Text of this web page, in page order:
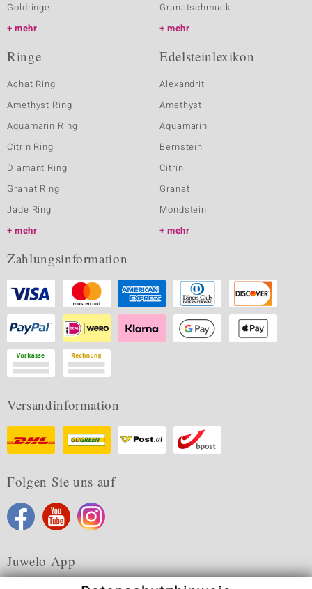
Goldringe
mehr
Granatschmuck
mehr
Ringe
Achat Ring
Amethyst Ring
Aquamarin Ring
Citrin Ring
Diamant Ring
Granat Ring
Jade Ring
mehr
Edelsteinlexikon
Alexandrit
Amethyst
Aquamarin
Bernstein
Citrin
Granat
Mondstein
mehr
Zahlungsinformation
Versandinformation
Folgen Sie uns auf
Juwelo App